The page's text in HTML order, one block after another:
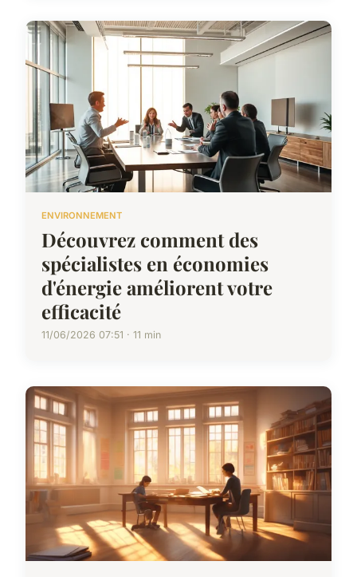
ENVIRONNEMENT
Découvrez comment des
spécialistes en économies
d'énergie améliorent votre
efficacité
11/06/2026 07:51 · 11 min